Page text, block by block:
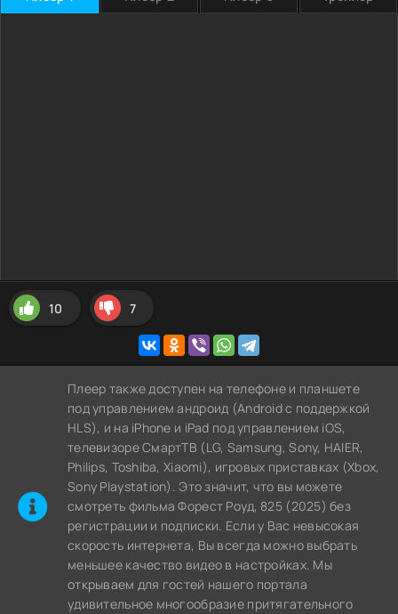
10 7
Плеер также доступен на телефоне и планшете
под управлением андроид (Android с поддержкой
HLS), и на iPhone и iPad под управлением iOS,
телевизоре СмартТВ (LG, Samsung, Sony, HAIER,
Philips, Toshiba, Xiaomi), игровых приставках (Xbox,
Sony Playstation). Это значит, что вы можете
cмотреть фильма Форест Роуд, 825 (2025) без
регистрации и подписки. Если у Вас невысокая
скорость интернета, Вы всегда можно выбрать
меньшее качество видео в настройках. Мы
открываем для гостей нашего портала
удивительное многообразие притягательного